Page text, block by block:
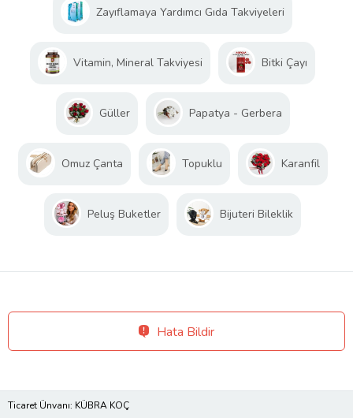
Zayıflamaya Yardımcı Gıda Takviyeleri
Vitamin, Mineral Takviyesi Bitki Çayı
Güller Papatya - Gerbera
Omuz Çanta Topuklu Karanfil
Peluş Buketler Bijuteri Bileklik
Hata Bildir
Ticaret Ünvanı: KÜBRA KOÇ